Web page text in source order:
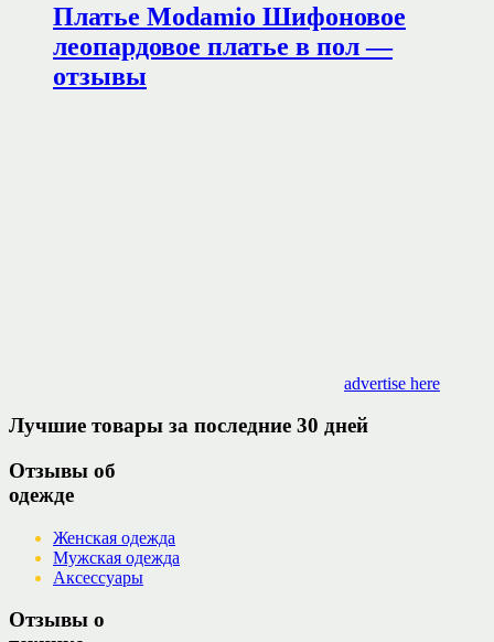
Платье Modamio Шифоновое
леопардовое платье в пол —
отзывы
advertise here
Лучшие товары за последние 30 дней
Отзывы об
одежде
Женская одежда
Мужская одежда
Аксессуары
Отзывы о